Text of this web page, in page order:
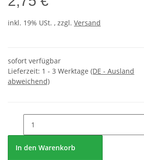
inkl. 19% USt. , zzgl. Versand
sofort verfügbar
Lieferzeit: 1 - 3 Werktage (DE - Ausland
abweichend)
In den Warenkorb